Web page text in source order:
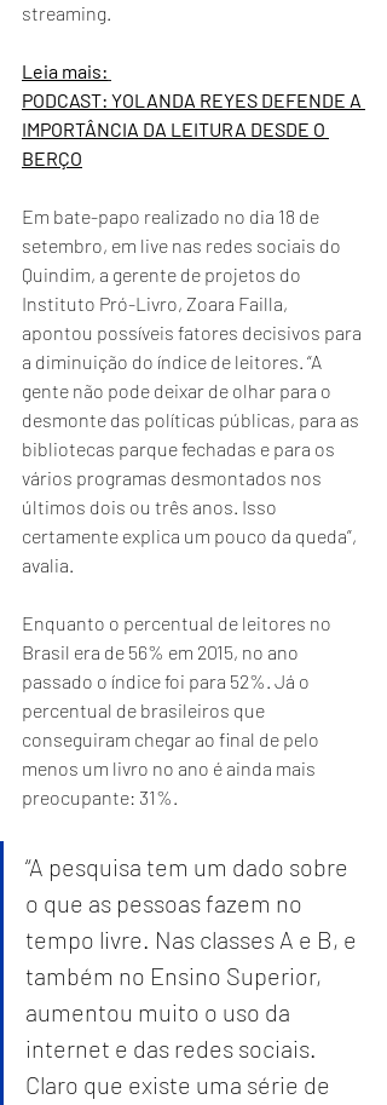
streaming.
Leia mais:
PODCAST: YOLANDA REYES DEFENDE A
IMPORTÂNCIA DA LEITURA DESDE O
BERÇO
Em bate-papo realizado no dia 18 de
setembro, em live nas redes sociais do
Quindim, a gerente de projetos do
Instituto Pró-Livro, Zoara Failla,
apontou possíveis fatores decisivos para
a diminuição do índice de leitores. “A
gente não pode deixar de olhar para o
desmonte das políticas públicas, para as
bibliotecas parque fechadas e para os
vários programas desmontados nos
últimos dois ou três anos. Isso
certamente explica um pouco da queda”,
avalia.
Enquanto o percentual de leitores no
Brasil era de 56% em 2015, no ano
passado o índice foi para 52%. Já o
percentual de brasileiros que
conseguiram chegar ao final de pelo
menos um livro no ano é ainda mais
preocupante: 31%.
“A pesquisa tem um dado sobre
o que as pessoas fazem no
tempo livre. Nas classes A e B, e
também no Ensino Superior,
aumentou muito o uso da
internet e das redes sociais.
Claro que existe uma série de